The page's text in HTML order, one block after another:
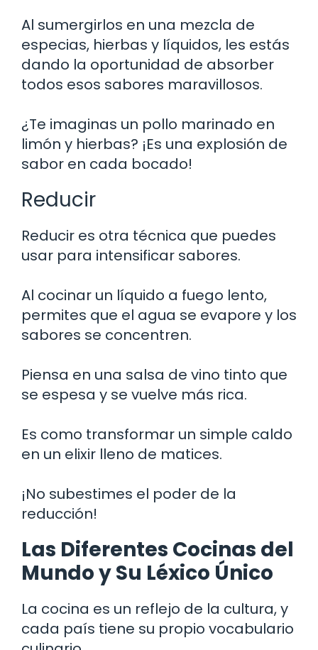
Al sumergirlos en una mezcla de
especias, hierbas y líquidos, les estás
dando la oportunidad de absorber
todos esos sabores maravillosos.
¿Te imaginas un pollo marinado en
limón y hierbas? ¡Es una explosión de
sabor en cada bocado!
Reducir
Reducir es otra técnica que puedes
usar para intensificar sabores.
Al cocinar un líquido a fuego lento,
permites que el agua se evapore y los
sabores se concentren.
Piensa en una salsa de vino tinto que
se espesa y se vuelve más rica.
Es como transformar un simple caldo
en un elixir lleno de matices.
¡No subestimes el poder de la
reducción!
Las Diferentes Cocinas del
Mundo y Su Léxico Único
La cocina es un reflejo de la cultura, y
cada país tiene su propio vocabulario